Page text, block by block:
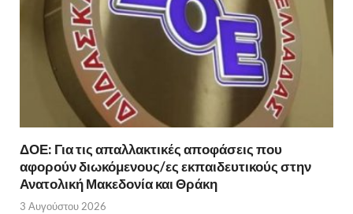
ΔΟΕ: Για τις απαλλακτικές αποφάσεις που
αφορούν διωκόμενους/ες εκπαιδευτικούς στην
Ανατολική Μακεδονία και Θράκη
3 Αυγούστου 2026